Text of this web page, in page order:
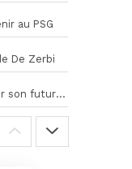
au PSG
De Zerbi
Restes, Atubolu, Bulka… L’OM galère pour son futur gardien numéro 1